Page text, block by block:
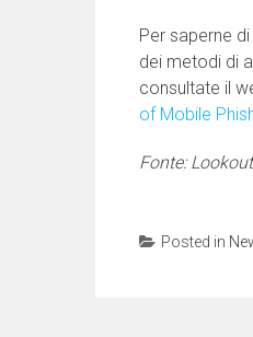
Per saperne
dei metodi di
consultate il
of Mobile
Fonte: Lookout
Posted in